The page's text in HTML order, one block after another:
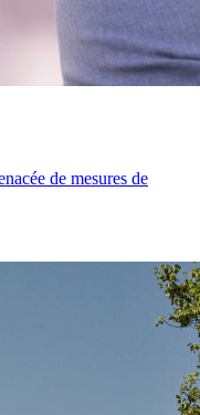
de mesures de